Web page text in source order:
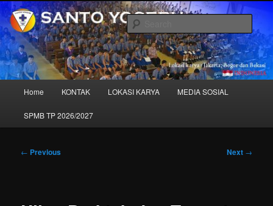
Skip
to
primary
contentSANTO YOSEPH – "Sekolah Kita"
Home KONTAK LOKASI KARYA MEDIA SOSIAL
SPMB TP 2026/2027
Post
← Previous Next →